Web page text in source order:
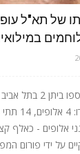
של תא"ל
הערב יתקיים
אלופים - כאלף
על ידי פורום